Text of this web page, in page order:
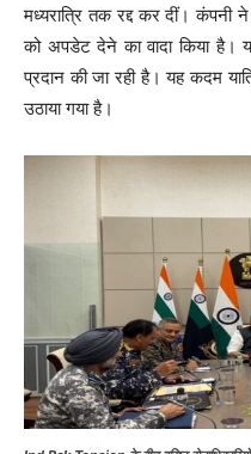
मध्यरात्रि तक रद्द कर दीं। कंपनी
को अपडेट देने का वादा किया है।
प्रदान की जा रही है। यह कदम
उठाया गया है।